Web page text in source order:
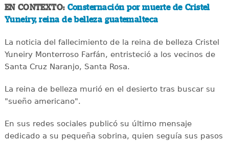
EN CONTEXTO: Consternación por muerte de Cristel
Yuneiry, reina de belleza guatemalteca
La noticia del fallecimiento de la reina de belleza Cristel
Yuneiry Monterroso Farfán, entristeció a los vecinos de
Santa Cruz Naranjo, Santa Rosa.
La reina de belleza murió en el desierto tras buscar su
"sueño americano".
En sus redes sociales publicó su último mensaje
dedicado a su pequeña sobrina, quien seguía sus pasos